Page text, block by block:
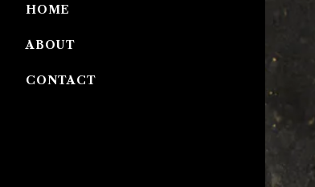
HOME
ABOUT
CONTACT